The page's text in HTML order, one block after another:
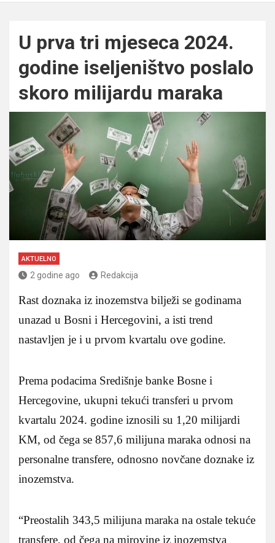
U prva tri mjeseca 2024.
godine iseljeništvo poslalo
skoro milijardu maraka
AKTUELNO
2 godine ago Redakcija
Rast doznaka iz inozemstva bilježi se godinama
unazad u Bosni i Hercegovini, a isti trend
nastavljen je i u prvom kvartalu ove godine.
Prema podacima Središnje banke Bosne i
Hercegovine, ukupni tekući transferi u prvom
kvartalu 2024. godine iznosili su 1,20 milijardi
KM, od čega se 857,6 milijuna maraka odnosi na
personalne transfere, odnosno novčane doznake iz
inozemstva.
“Preostalih 343,5 milijuna maraka na ostale tekuće
transfere, od čega na mirovine iz inozemstva